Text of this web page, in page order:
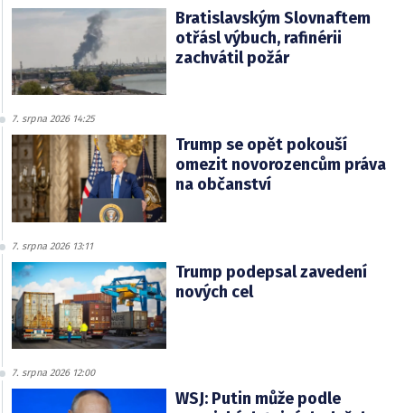
Bratislavským Slovnaftem
otřásl výbuch, rafinérii
zachvátil požár
7. srpna 2026 14:25
Trump se opět pokouší
omezit novorozencům práva
na občanství
7. srpna 2026 13:11
Trump podepsal zavedení
nových cel
7. srpna 2026 12:00
WSJ: Putin může podle